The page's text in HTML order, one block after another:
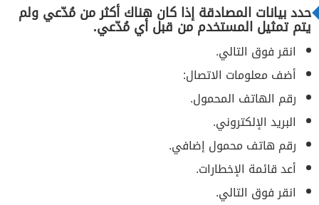
حدد بيانات المصادقة إذا كان هناك أكثر من مُدّعي ولم
يتم تمثيل المستخدم من قبل أي مُدّعي.
انقر فوق التالي.
أضف معلومات الاتصال:
رقم الهاتف المحمول.
البريد الإلكتروني.
رقم هاتف محمول إضافي.
أعد قائمة الإخطارات.
انقر فوق التالي.